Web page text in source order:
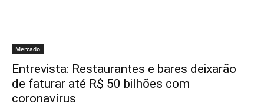
Mercado
Entrevista: Restaurantes e bares deixarão
de faturar até R$ 50 bilhões com
coronavírus